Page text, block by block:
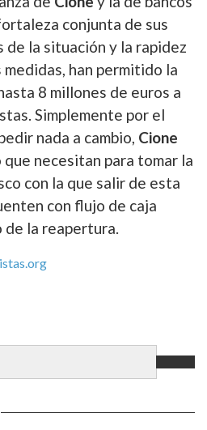
conjunta de sus
de la situación y la rapidez
han permitido la
8 millones de euros a
Simplemente por el
nada a cambio, Cione
necesitan para tomar la
con la que salir de esta
con flujo de caja
de la reapertura.